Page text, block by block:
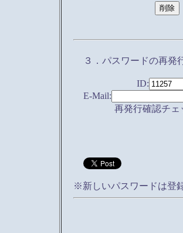
３．パスワードの再発
ID:
E-Mail:
再発行確認チ
※新しいパスワードは登